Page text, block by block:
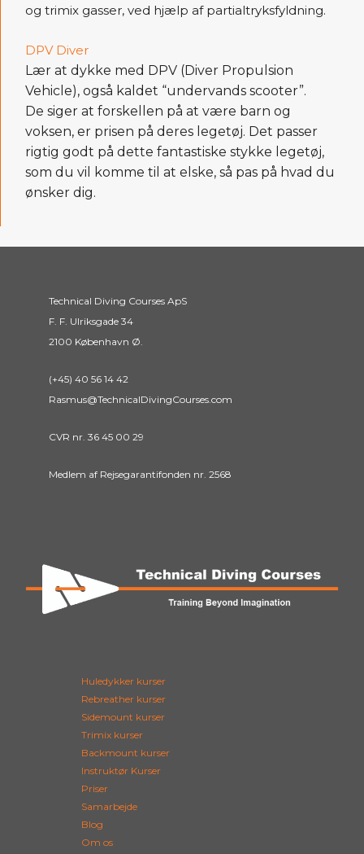
og trimix gasser, ved hjælp af partialtryksfyldning.
DPV Diver
Lær at dykke med DPV (Diver Propulsion
Vehicle), også kaldet “undervands scooter”.
De siger at forskellen på at være barn og
voksen, er prisen på deres legetøj. Det passer
rigtig godt på dette fantastiske stykke legetøj,
som du vil komme til at elske, så pas på hvad du
ønsker dig.
Technical Diving Courses ApS
F. F. Ulriksgade 34
2100 København Ø.
(+45) 40 56 14 42
Rasmus@TechnicalDivingCourses.com
CVR nr. 36 45 00 29
Medlem af Rejsegarantifonden nr. 2568
Huledykker kurser
Rebreather kurser
Sidemount kurser
Trimix kurser
Backmount kurser
Instruktør Kurser
Priser
Samarbejde
Blog
Om os